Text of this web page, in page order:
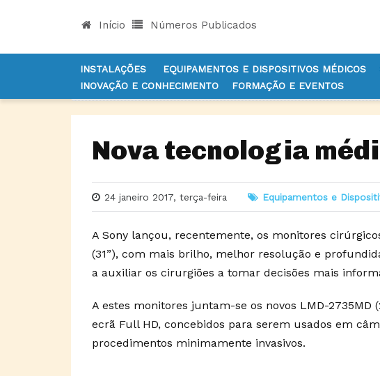
Início Números Publicados
INSTALAÇÕES EQUIPAMENTOS E DISPOSITIVOS MÉDICOS
INOVAÇÃO E CONHECIMENTO
FORMAÇÃO E EVENTOS
INÍCIO NOTÍCIAS EQUIPAMENTOS E DISPOSITIVOS MÉDICOS
Nova tecnologia
24 janeiro 2017, terça-feira Equipamentos e
A Sony lançou, recentemente, os monitores
(31”), com mais brilho, melhor resolução e
a auxiliar os cirurgiões a tomar decisões mais
A estes monitores juntam-se os novos LMD-2735MD
ecrã Full HD, concebidos para serem usados em
procedimentos minimamente invasivos.